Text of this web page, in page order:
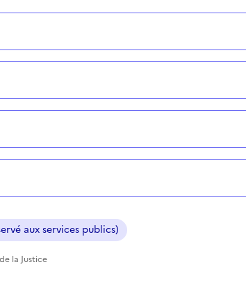
aux services publics)
la Justice